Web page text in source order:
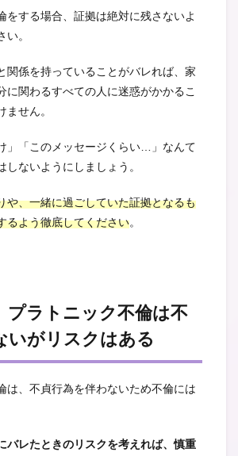
をする場合、証拠は絶対に残さないよ
い。
関係を持っていることがバレれば、家
に関わるすべての人に迷惑がかかるこ
ません。
」「このメッセージくらい…」なんて
しないようにしましょう。
や、一緒に過ごしていた証拠となるも
るよう徹底してください。
プラトニック不倫は不
いがリスクはある
は、不貞行為を伴わないため不倫には
バレたときのリスクを考えれば、慎重